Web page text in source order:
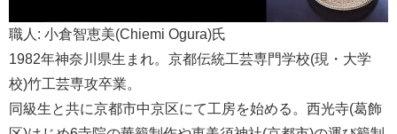
職人: 小倉智恵美(Chiemi Ogura)氏
1982年神奈川県生まれ。京都伝統工芸専門学校(現・大学
校)竹工芸専攻卒業。
同級生と共に京都市中京区にて工房を始める。西光寺(葛飾